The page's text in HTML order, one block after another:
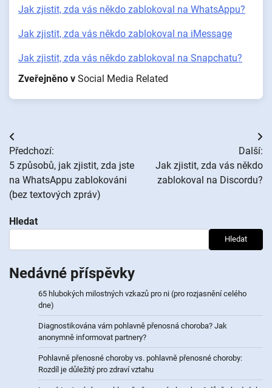
Jak zjistit, zda vás někdo zablokoval na WhatsAppu?
Jak zjistit, zda vás někdo zablokoval na iMessage
Jak zjistit, zda vás někdo zablokoval na Snapchatu?
Zveřejněno v Social Media Related
Navigace
pro
příspěvek
Předchozí:
5 způsobů, jak zjistit, zda jste
na WhatsAppu zablokováni
(bez textových zpráv)
Další:
Jak zjistit, zda vás někdo
zablokoval na Discordu?
Hledat
Hledat
Nedávné příspěvky
65 hlubokých milostných vzkazů pro ni (pro rozjasnění celého
dne)
Diagnostikována vám pohlavně přenosná choroba? Jak
anonymně informovat partnery?
Pohlavně přenosné choroby vs. pohlavně přenosné choroby:
Rozdíl je důležitý pro zdraví vztahu